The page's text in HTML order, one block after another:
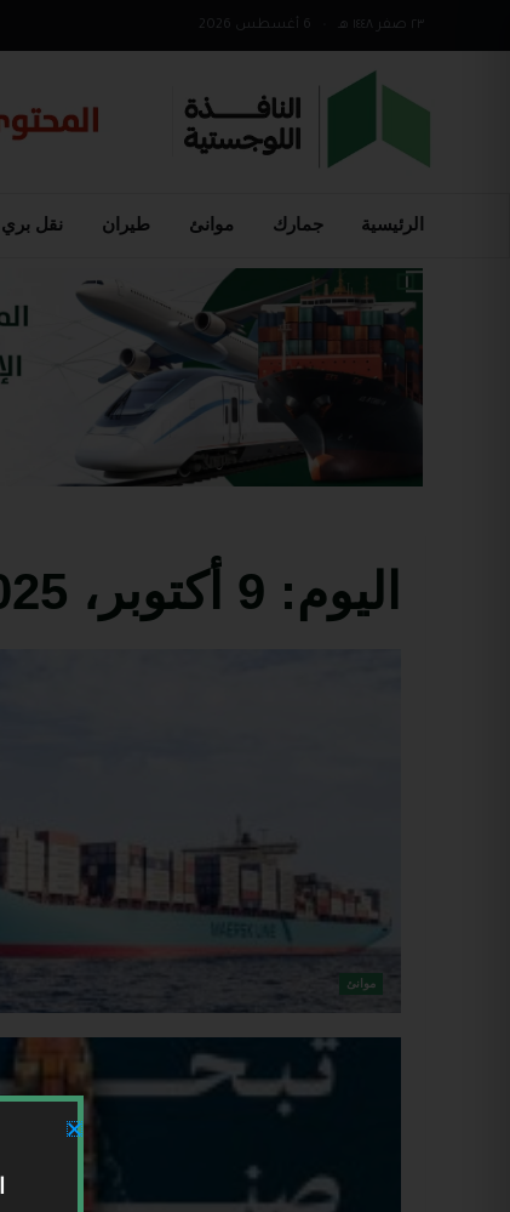
٢٣ صفر ١٤٤٨ هـ 6 أغسطس 2026
الرئيسية جمارك موانئ طيران نقل بري
اليوم: 9 أكتوبر، 2025
موانئ